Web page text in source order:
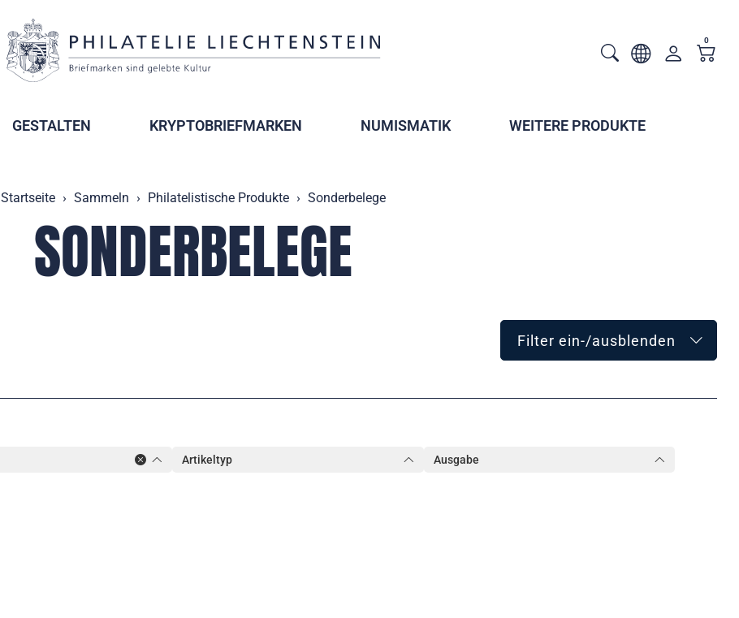
0
GESTALTEN KRYPTOBRIEFMARKEN NUMISMATIK WEITERE PRODUKTE
Startseite Sammeln Philatelistische Produkte Sonderbelege
SONDERBELEGE
Filter ein-/ausblenden
Artikeltyp
Ausgabe